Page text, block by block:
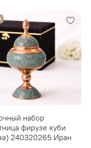
набор
фирузе куби
240320265 Иран